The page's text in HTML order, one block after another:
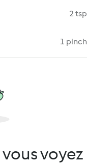
2 tsp
1 pinch
voyez